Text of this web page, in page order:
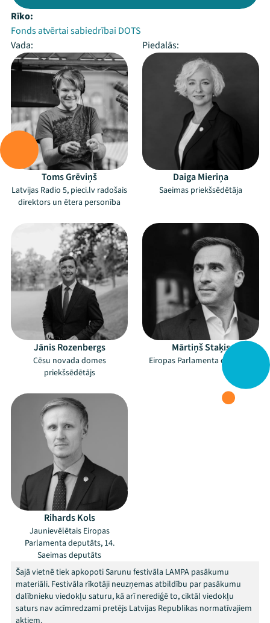
Rīko:
Fonds atvērtai sabiedrībai DOTS
Vada:
Piedalās:
Toms Grēviņš
Latvijas Radio 5, pieci.lv radošais
direktors un ētera personība
Daiga Mieriņa
Saeimas priekšsēdētāja
Jānis Rozenbergs
Cēsu novada domes
priekšsēdētājs
Mārtiņš Staķis
Eiropas Parlamenta deputāts
Rihards Kols
Jaunievēlētais Eiropas
Parlamenta deputāts, 14.
Saeimas deputāts
Šajā vietnē tiek apkopoti Sarunu festivāla LAMPA pasākumu
materiāli. Festivāla rīkotāji neuzņemas atbildību par pasākumu
dalībnieku viedokļu saturu, kā arī nerediģē to, ciktāl viedokļu
saturs nav acīmredzami pretējs Latvijas Republikas normatīvajiem
aktiem.